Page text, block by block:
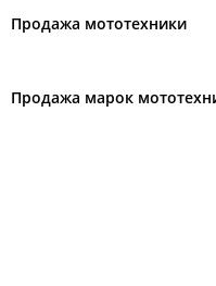
Продажа мототехники
Продажа марок